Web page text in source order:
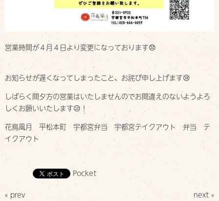
Staff blog
ご予約・お問い合わせ
Contact
営業時間が４月４日より変更になっております😞
お知らせが遅くなってしまったこと、お詫び申し上げます😢
しばらく間夕方の営業はいたしませんのでお間違えのないようよろ
しくお願いいたします😥！
花鳥風月 平松本町 宇都宮弁当 宇都宮テイクアウト 弁当 テ
イクアウト
Pocket
« prev
next »